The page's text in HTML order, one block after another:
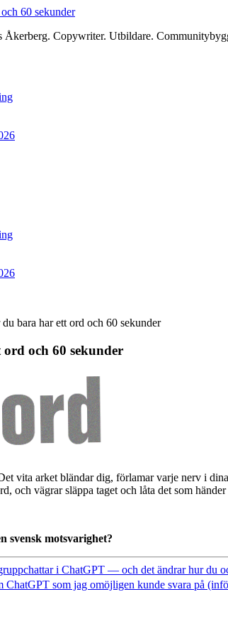
Åkerberg. Copywriter. Utbildare.
bara har ett ord och 60 sekunder
och 60 sekunder
vita arket bländar dig, förlamar varje nerv i
och vägrar släppa taget och låta det som
svensk motsvarighet?
i ChatGPT — och det ändrar hur du
ChatGPT som jag omöjligen kunde svara på